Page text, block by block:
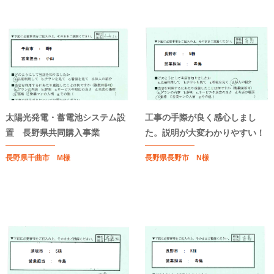
太陽光発電・蓄電池システム設
置 長野県共同購入事業
長野県千曲市 M様
工事の手際が良く感心しまし
た。説明が大変わかりやすい！
長野県長野市 N様